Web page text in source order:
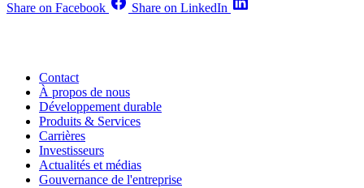
Share on Facebook
Share on LinkedIn
Contact
À propos de nous
Développement durable
Produits & Services
Carrières
Investisseurs
Actualités et médias
Gouvernance de l'entreprise